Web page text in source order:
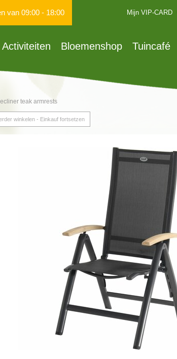
teak armrests
van 09:00 - 18:00 Mijn VIP-CARD
Activiteiten Bloemenshop Tuincafé
winkelen - Einkauf fortsetzen